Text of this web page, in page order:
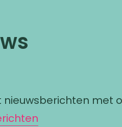
nieuwsberichten met